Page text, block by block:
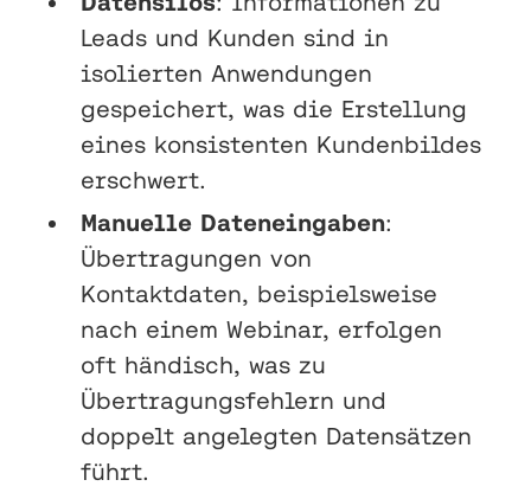
Leads und Kunden sind in
isolierten Anwendungen
gespeichert, was die Erstellung
eines konsistenten Kundenbildes
erschwert.
Manuelle Dateneingaben:
Übertragungen von
Kontaktdaten, beispielsweise
nach einem Webinar, erfolgen
oft händisch, was zu
Übertragungsfehlern und
doppelt angelegten Datensätzen
führt.